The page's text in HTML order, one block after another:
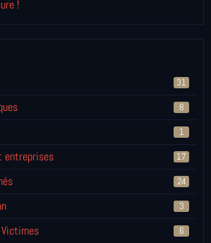
!
31
8
1
entreprises 17
24
3
6